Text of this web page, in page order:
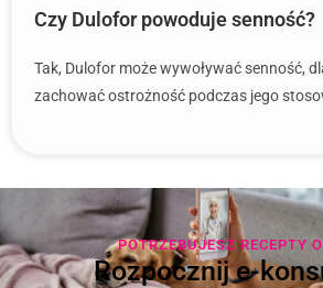
Czy Dulofor powoduje senność?
Tak, Dulofor może wywoływać senność,
zachować ostrożność podczas jego
POTRZEBUJESZ RECEPTY
Rozpocznij e-